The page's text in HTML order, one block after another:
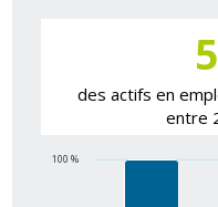
des actifs en
entre
100 %